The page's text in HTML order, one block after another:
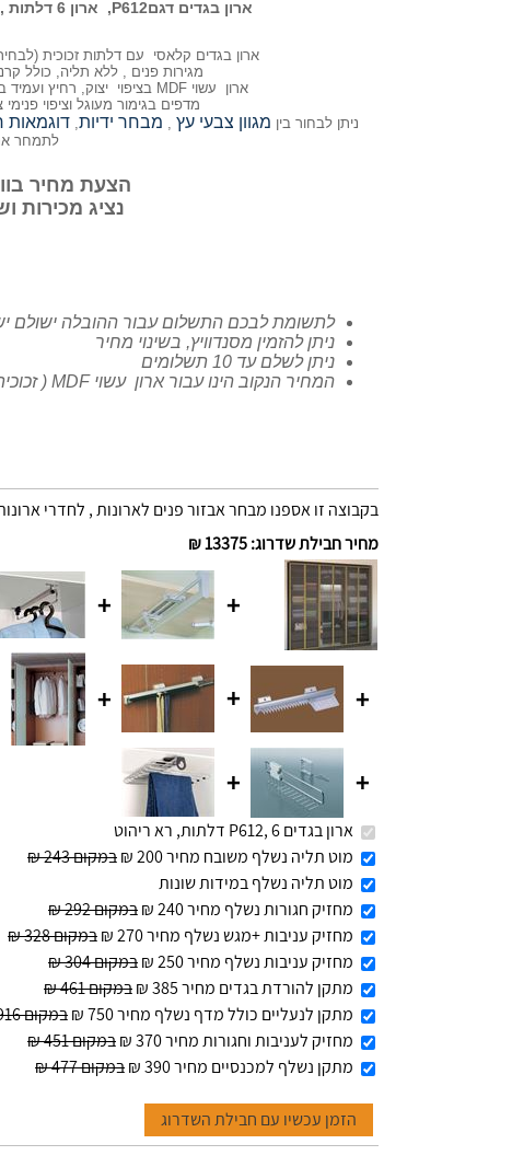
ארון בגדים דגםP612, ארון 6 דלתות , דלת זכוכית פרופיל אלומיניום זהב, ר.א ריהוט
ארון בגדים קלאסי עם דלתות זכוכית
מגירות פנים , ללא תליה, כולל
ארון עשוי MDF בציפוי יצוק, רחיץ ועמיד בפני שריטות. (אפשרות לעומדים וצוקל עשויים סנדוויץ)
מדפים בגימור מעוגל וציפוי
ניתן לבחור בין מגוון צבעי עץ , מבחר ידיות, דוגמאות
לתמחר
הצעת מחיר בווטס-אפ:
נציג מכירות ושירות: 1-
לתשומת לבכם התשלום עבור ההובלה ישולם
ניתן להזמין מסנדוויץ, בשינוי מחיר
ניתן לשלם עד 10 תשלומים
המחיר הנקוב הינו עבור ארון עשוי MDF ( זכוכית קבוצה א) , ללא הובלה והרכבה
בקבוצה זו אספנו מבחר אבזור פנים לארונות , לחדרי
מחיר חבילת שדרוג:
13375 ₪
+
+
+
+
+
+
+
ארון בגדים P612, 6 דלתות, רא ריהוט
מוט תליה נשלף משובח מחיר 200 ₪
במקום 243 ₪
מוט תליה נשלף במידות שונות
מחזיק חגורות נשלף מחיר 240 ₪
במקום 292 ₪
מחזיק עניבות +מגש נשלף מחיר 270 ₪
במקום 328 ₪
מחזיק עניבות נשלף מחיר 250 ₪
במקום 304 ₪
מתקן להורדת בגדים מחיר 385 ₪
במקום 461 ₪
מתקן לנעליים כולל מדף נשלף מחיר 750 ₪
במקום 916 ₪
מחזיק לעניבות וחגורות מחיר 370 ₪
במקום 451 ₪
מתקן נשלף למכנסיים מחיר 390 ₪
במקום 477 ₪
הזמן עכשיו עם חבילת השדרוג